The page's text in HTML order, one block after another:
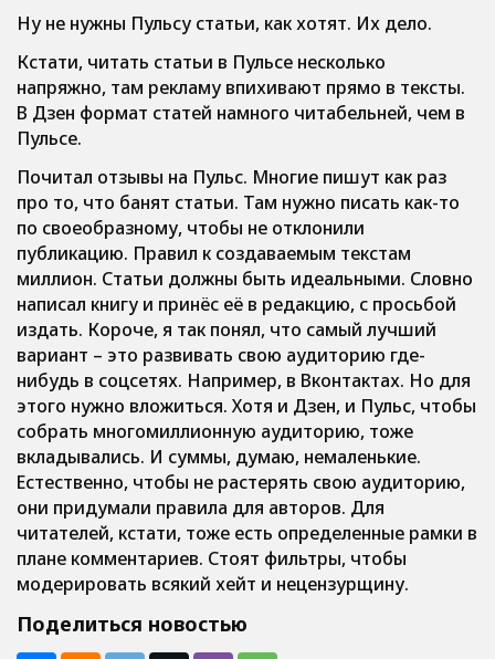
Ну не нужны Пульсу статьи, как хотят. Их дело.
Кстати, читать статьи в Пульсе несколько
напряжно, там рекламу впихивают прямо в тексты.
В Дзен формат статей намного читабельней, чем в
Пульсе.
Почитал отзывы на Пульс. Многие пишут как раз
про то, что банят статьи. Там нужно писать как-то
по своеобразному, чтобы не отклонили
публикацию. Правил к создаваемым текстам
миллион. Статьи должны быть идеальными. Словно
написал книгу и принёс её в редакцию, с просьбой
издать. Короче, я так понял, что самый лучший
вариант – это развивать свою аудиторию где-
нибудь в соцсетях. Например, в Вконтактах. Но для
этого нужно вложиться. Хотя и Дзен, и Пульс, чтобы
собрать многомиллионную аудиторию, тоже
вкладывались. И суммы, думаю, немаленькие.
Естественно, чтобы не растерять свою аудиторию,
они придумали правила для авторов. Для
читателей, кстати, тоже есть определенные рамки в
плане комментариев. Стоят фильтры, чтобы
модерировать всякий хейт и нецензурщину.
Поделиться новостью